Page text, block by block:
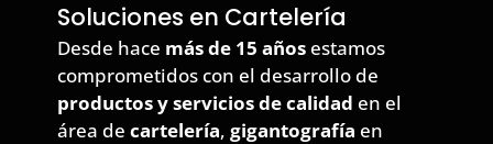
Soluciones en Cartelería
Desde hace más de 15 añosestamos
comprometidos con el desarrollo de
productos y servicios de calidad en el
área de cartelería, gigantografía en